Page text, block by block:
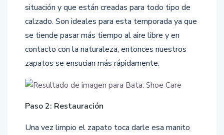
situación y que están creadas para todo tipo de
calzado. Son ideales para esta temporada ya que
se tiende pasar más tiempo al aire libre y en
contacto con la naturaleza, entonces nuestros
zapatos se ensucian más rápidamente.
Paso 2: Restauración
Una vez limpio el zapato toca darle esa manito